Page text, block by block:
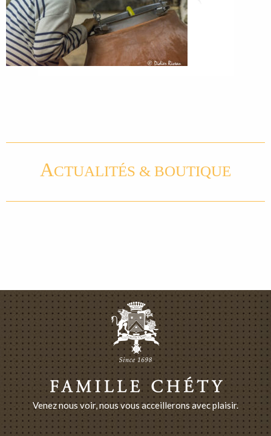
ACTUALITÉS & BOUTIQUE
Venez nous voir, nous vous acceillerons avec plaisir.